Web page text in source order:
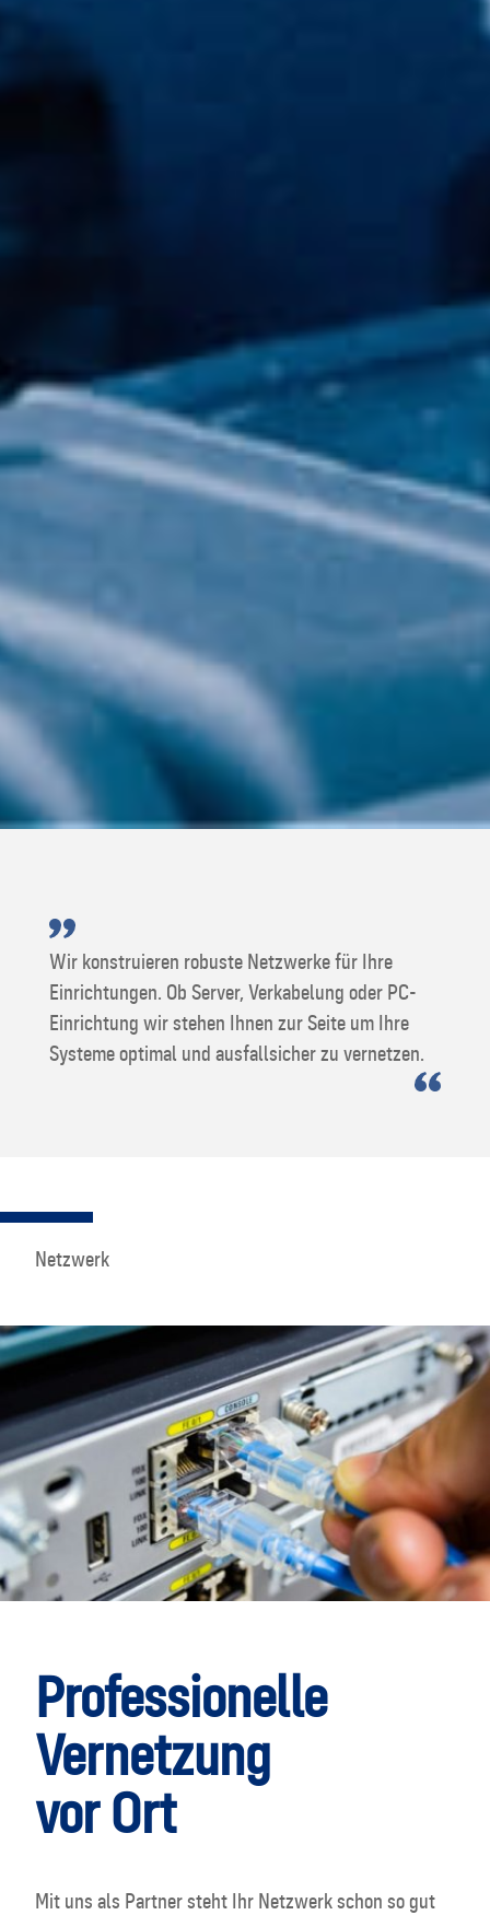
Wir konstruieren robuste Netzwerke für Ihre
Einrichtungen. Ob Server, Verkabelung oder PC-
Einrichtung wir stehen Ihnen zur Seite um Ihre
Systeme optimal und ausfallsicher zu vernetzen.
Netzwerk
Professionelle
Vernetzung
vor Ort
Mit uns als Partner steht Ihr Netzwerk schon so gut